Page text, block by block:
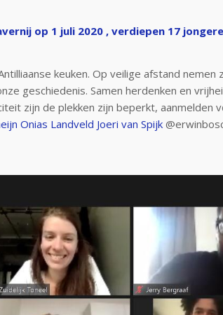
op 1 juli 2020 , verdiepen 17
keuken. Op veilige afstand nemen
geschiedenis. Samen herdenken en
zijn de plekken zijn beperkt, aanmelden
Onias Landveld Joeri van Spijk